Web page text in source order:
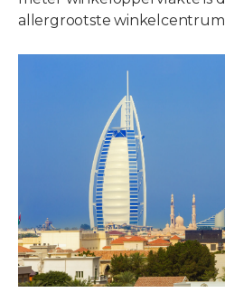
allergrootste